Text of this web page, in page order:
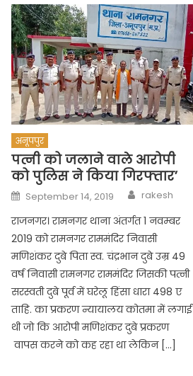
अनूपपुर
पत्नी को जलाने वाले आरोपी
को पुलिस ने किया गिरफ्तार’
Posted
on
September 14, 2019 Author
rakesh
राजनगर। रामनगर थाना अंतर्गत 1 नवम्बर
2019 को रामनगर राममंदिर निवासी
मणिशंकर दुबे पिता स्व. चंद्रभान दुबे उम्र 49
वर्ष निवासी रामनगर राममंदिर जिसकी पत्नी
सरस्वती दुबे पूर्व में घरेलू हिंसा धारा 498 ए
ताहि. का प्रकरण न्यायालय कोतमा में लगाई
थी जो कि आरोपी मणिशंकर दुबे प्रकरण
वापस करने को कह रहा था लेकिन […]